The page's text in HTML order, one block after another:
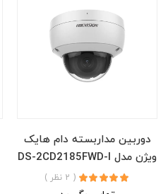
دوربین مداربسته دام هایک
ویژن مدل DS-2CD2185FWD-I
( 2 نظر )